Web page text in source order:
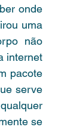
onde
uma
não
internet
pacote
serve
se